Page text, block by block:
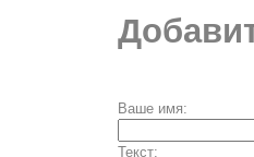
Ваше имя:
Текст: